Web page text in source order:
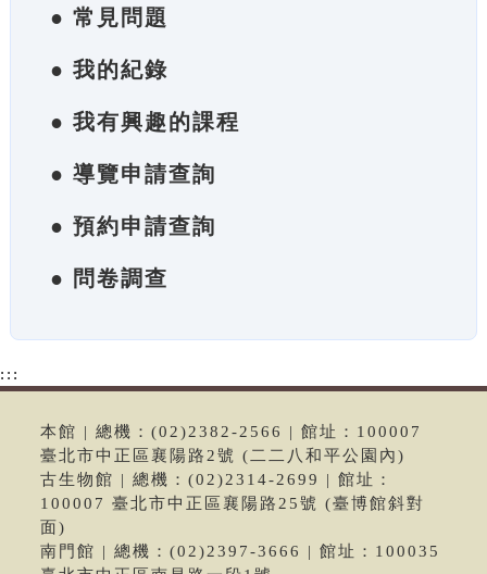
● 常見問題
● 我的紀錄
● 我有興趣的課程
● 導覽申請查詢
● 預約申請查詢
● 問卷調查
:::
本館 | 總機：(02)2382-2566 | 館址：100007
臺北市中正區襄陽路2號 (二二八和平公園內)
古生物館 | 總機：(02)2314-2699 | 館址：
100007 臺北市中正區襄陽路25號 (臺博館斜對
面)
南門館 | 總機：(02)2397-3666 | 館址：100035